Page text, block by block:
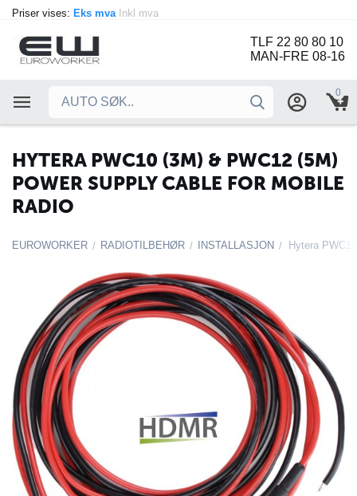
Priser vises: Eks mva Inkl mva
TLF 22 80 80 10
MAN-FRE 08-16
0
HYTERA PWC10 (3M) & PWC12 (5M)
POWER SUPPLY CABLE FOR MOBILE
RADIO
EUROWORKER / RADIOTILBEHØR / INSTALLASJON /